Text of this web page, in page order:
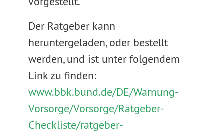
Der Ratgeber kann
heruntergeladen, oder bestellt
werden, und ist unter folgendem
Link zu finden:
www.bbk.bund.de/DE/Warnung-
Vorsorge/Vorsorge/Ratgeber-
Checkliste/ratgeber-